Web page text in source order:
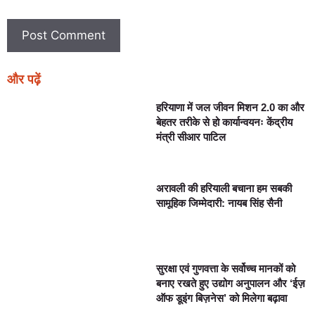
और पढ़ें
हरियाणा में जल जीवन मिशन 2.0 का और
बेहतर तरीके से हो कार्यान्वयनः केंद्रीय
मंत्री सीआर पाटिल
अरावली की हरियाली बचाना हम सबकी
सामूहिक जिम्मेदारी: नायब सिंह सैनी
सुरक्षा एवं गुणवत्ता के सर्वोच्च मानकों को
बनाए रखते हुए उद्योग अनुपालन और ‘ईज़
ऑफ डूइंग बिज़नेस’ को मिलेगा बढ़ावा